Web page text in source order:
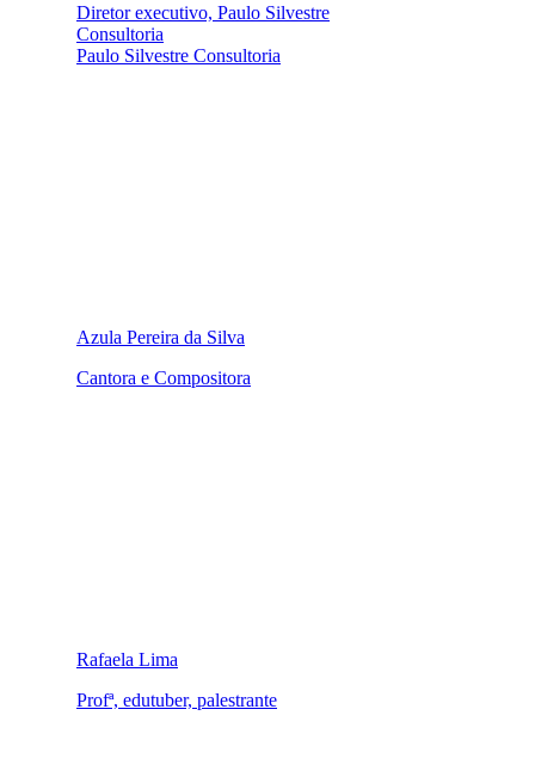
Diretor executivo, Paulo Silvestre
Consultoria
Paulo Silvestre Consultoria
Azula Pereira da Silva
Cantora e Compositora
Rafaela Lima
Profª, edutuber, palestrante